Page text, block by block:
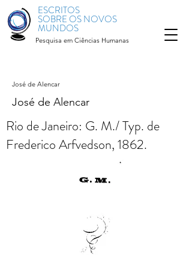
ESCRITOS
SOBRE OS NOVOS
MUNDOS
Pesquisa em Ciências Humanas
José de Alencar
José de Alencar
Rio de Janeiro: G. M./ Typ. de
Frederico Arfvedson, 1862.